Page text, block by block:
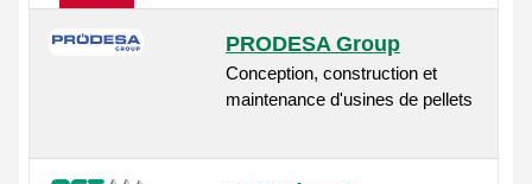
PRODESA Group
Conception, construction et
maintenance d'usines de pellets